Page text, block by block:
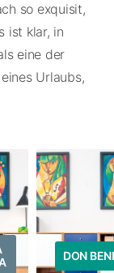
so exquisit,
ist klar, in
eine der
Urlaubs,
DON